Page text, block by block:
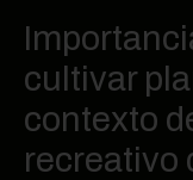
cultivar
contexto
recreativo